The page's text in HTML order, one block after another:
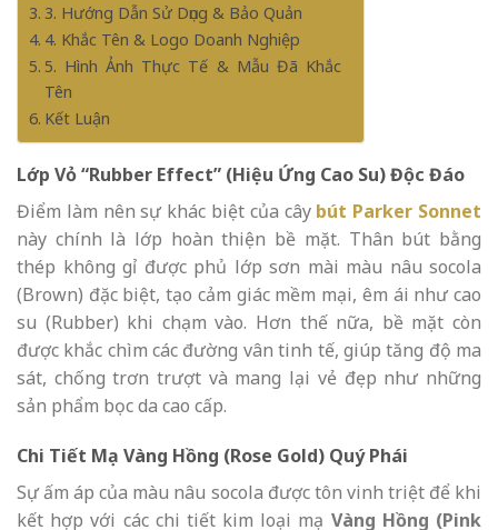
3. Hướng Dẫn Sử Dụng & Bảo Quản
4. Khắc Tên & Logo Doanh Nghiệp
5. Hình Ảnh Thực Tế & Mẫu Đã Khắc
Tên
Kết Luận
Lớp Vỏ “Rubber Effect” (Hiệu Ứng Cao Su) Độc Đáo
Điểm làm nên sự khác biệt của cây bút Parker Sonnet
này chính là lớp hoàn thiện bề mặt. Thân bút bằng
thép không gỉ được phủ lớp sơn mài màu nâu socola
(Brown) đặc biệt, tạo cảm giác mềm mại, êm ái như cao
su (Rubber) khi chạm vào. Hơn thế nữa, bề mặt còn
được khắc chìm các đường vân tinh tế, giúp tăng độ ma
sát, chống trơn trượt và mang lại vẻ đẹp như những
sản phẩm bọc da cao cấp.
Chi Tiết Mạ Vàng Hồng (Rose Gold) Quý Phái
Sự ấm áp của màu nâu socola được tôn vinh triệt để khi
kết hợp với các chi tiết kim loại mạ Vàng Hồng (Pink